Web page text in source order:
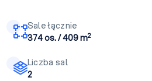
Sale łącznie
374 os. / 409 m2
Liczba sal
2